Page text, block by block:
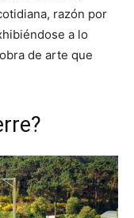
razón por
a lo
de arte que